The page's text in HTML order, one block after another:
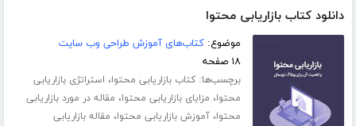
دانلود کتاب بازاریابی محتوا
موضوع:کتاب‌های آموزش طراحی وب سایت
۱۸ صفحه
برچسب‌ها:کتاب بازاریابی محتوا، استراتژی بازاریابی
محتوا، مزایای بازاریابی محتوا، مقاله در مورد بازاریابی
محتوا،آموزش بازاریابی محتوا، مقاله بازاریابی